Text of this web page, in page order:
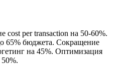
cost per transaction на 50-60%.
65% бюджета. Сокращение
на 45%. Оптимизация